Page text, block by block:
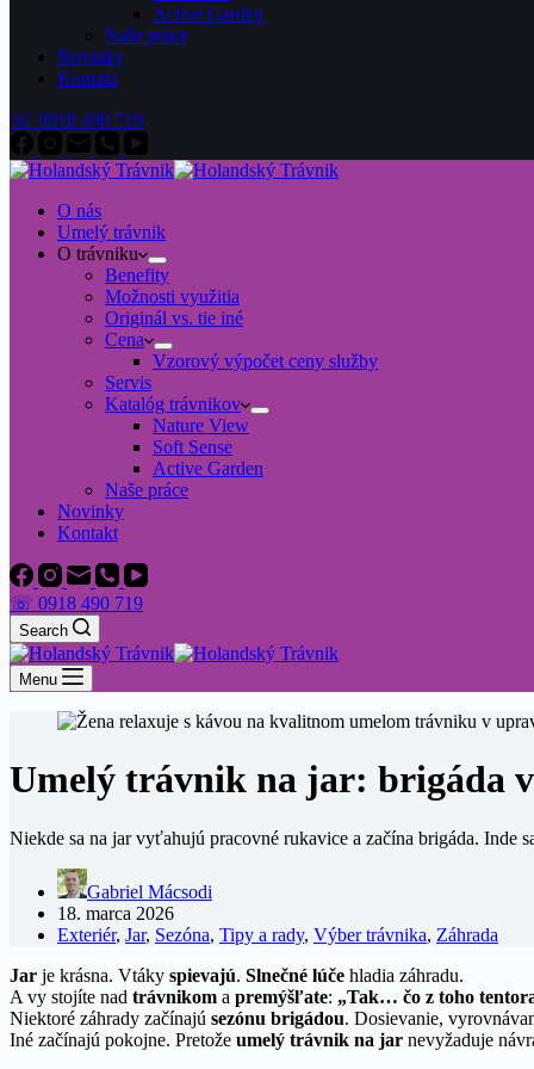
Active Garden
Naše práce
Novinky
Kontakt
☏ 0918 490 719
O nás
Umelý trávnik
O trávniku
Benefity
Možnosti využitia
Originál vs. tie iné
Cena
Vzorový výpočet ceny služby
Servis
Katalóg trávnikov
Nature View
Soft Sense
Active Garden
Naše práce
Novinky
Kontakt
☏ 0918 490 719
Search
Menu
Umelý trávnik na jar: brigáda
Niekde sa na jar vyťahujú pracovné rukavice a začína brigáda. Inde
Gabriel Mácsodi
18. marca 2026
Exteriér, Jar, Sezóna, Tipy a rady, Výber trávnika, Záhrada
Jar je krásna. Vtáky spievajú. Slnečné lúče hladia záhradu.
A vy stojíte nad trávnikom a premýšľate: „Tak… čo z toho
Niektoré záhrady začínajú sezónu brigádou. Dosievanie,
Iné začínajú pokojne. Pretože umelý trávnik na jar nevyžaduje